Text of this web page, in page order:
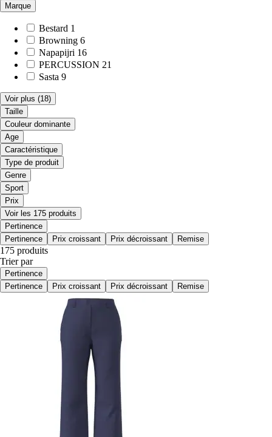
Marque
Bestard 1
Browning 6
Napapijri 16
PERCUSSION 21
Sasta 9
Voir plus (18)
Taille
Couleur dominante
Age
Caractéristique
Type de produit
Genre
Sport
Prix
Voir les 175 produits
Pertinence
Pertinence
Prix croissant Prix décroissant Remise
175 produits
Trier par
Pertinence
Pertinence
Prix croissant Prix décroissant Remise